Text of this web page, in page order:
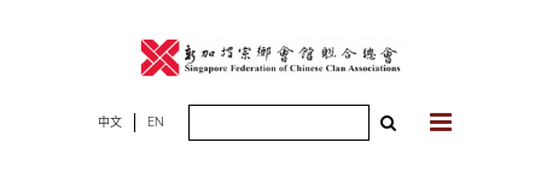
中文 EN